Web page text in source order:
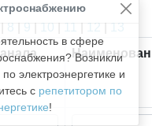
в сфере
Возникли
электроэнергетике и
с репетитором по
!
записей.
| 8 | 9 | 10 | 11 | 12 | 13